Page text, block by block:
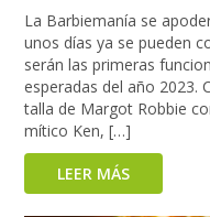
La Barbiemanía se
unos días ya se pueden
serán las primeras
esperadas del año 2023.
talla de Margot Robbie
mítico Ken, […]
LEER MÁS